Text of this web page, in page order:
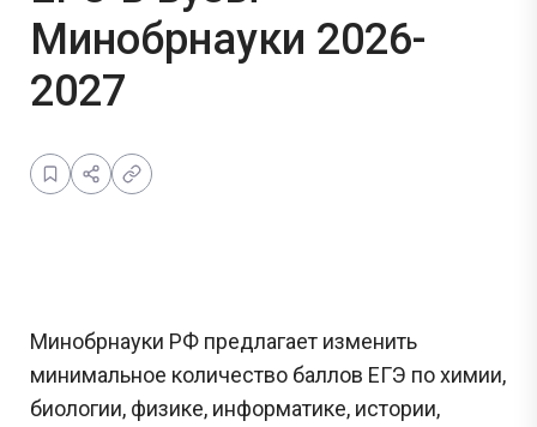
Минобрнауки 2026-
2027
Минобрнауки РФ предлагает изменить
минимальное количество баллов ЕГЭ по химии,
биологии, физике, информатике, истории,